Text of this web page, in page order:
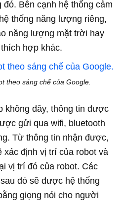
Bên cạnh hệ thống cảm
thống năng lượng riêng,
năng lượng mặt trời hay
hợp khác.
theo sáng chế của Google.
không dây, thông tin được
gửi qua wifi, bluetooth
Từ thông tin nhận được,
xác định vị trí của robot và
vị trí đó của robot. Các
đó sẽ được hệ thống
giọng nói cho người